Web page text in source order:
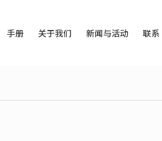
手册 关于我们 新闻与活动 联系